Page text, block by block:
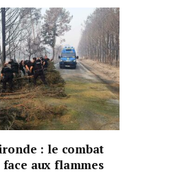
: le combat
aux flammes